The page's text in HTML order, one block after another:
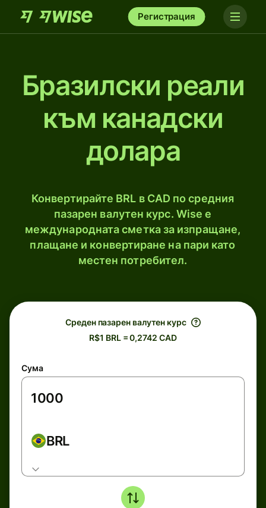
Регистрация
Бразилски реали
към канадски
долара
Конвертирайте BRL в CAD по средния
пазарен валутен курс. Wise е
международната сметка за изпращане,
плащане и конвертиране на пари като
местен потребител.
Среден пазарен валутен курс
R$1 BRL = 0,2742 CAD
Сума
BRL